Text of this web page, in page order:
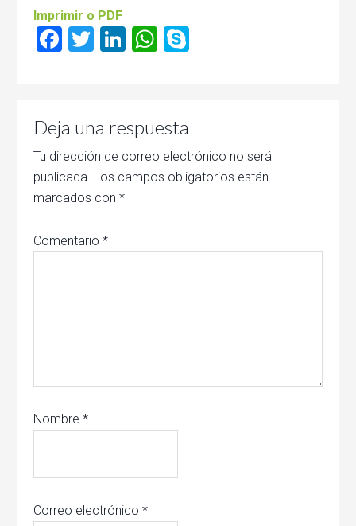
Imprimir o PDF
Facebook
Twitter
LinkedIn
WhatsApp
Deja una respuesta
Tu dirección de correo electrónico no será
publicada. Los campos obligatorios están
marcados con*
Comentario*
Nombre*
Correo electrónico*